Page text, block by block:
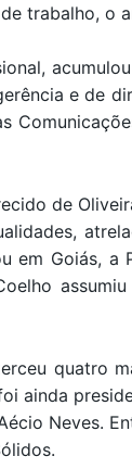
trabalho, o
e de
de
Goiás, a
quatro
ainda
Neves.